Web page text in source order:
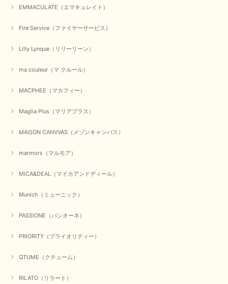
EMMACULATE（エマキュレイト）
Fire Service（ファイヤーサービス）
Lilly Lynque（リリーリーン）
ma couleur（マ クルール）
MACPHEE（マカフィー）
Maglia Plus（マリアプラス）
MAISON CANVVAS（メゾンキャンバス）
marmors（マルモア）
MICA&DEAL（マイカアンドディール）
Munich（ミューニック）
PASSIONE（パシオーネ）
PRIORITY（プライオリティー）
QTUME（クチューム）
RILATO（リラート）